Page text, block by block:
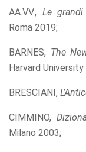
AA.VV., Le
Roma 2019;
BARNES, The
Harvard
BRESCIANI,
CIMMINO,
Milano 2003;